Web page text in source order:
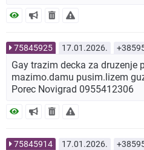
75845925 17.01.2026.
Gay trazim decka za druzenje
mazimo.damu pusim.lizem
Porec Novigrad 0955412306
75845914 17.01.2026.